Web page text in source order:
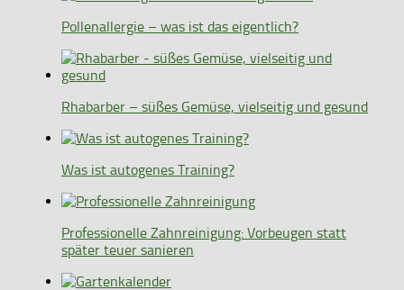
Pollenallergie – was ist das eigentlich?
Rhabarber – süßes Gemüse, vielseitig und gesund
Was ist autogenes Training?
Professionelle Zahnreinigung: Vorbeugen statt
später teuer sanieren